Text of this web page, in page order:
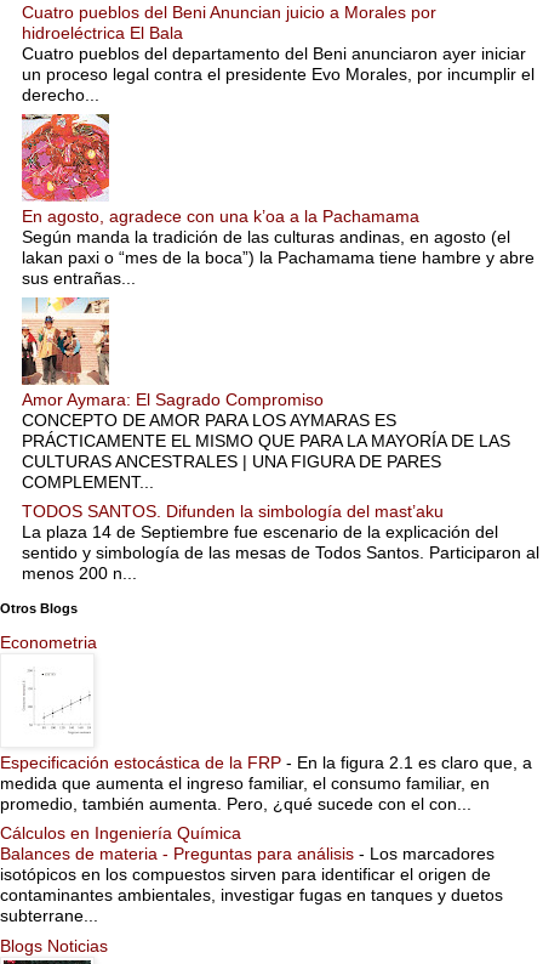
Cuatro pueblos del Beni Anuncian juicio a Morales por
hidroeléctrica El Bala
Cuatro pueblos del departamento del Beni anunciaron ayer iniciar
un proceso legal contra el presidente Evo Morales, por incumplir el
derecho...
En agosto, agradece con una k’oa a la Pachamama
Según manda la tradición de las culturas andinas, en agosto (el
lakan paxi o “mes de la boca”) la Pachamama tiene hambre y abre
sus entrañas...
Amor Aymara: El Sagrado Compromiso
CONCEPTO DE AMOR PARA LOS AYMARAS ES
PRÁCTICAMENTE EL MISMO QUE PARA LA MAYORÍA DE LAS
CULTURAS ANCESTRALES | UNA FIGURA DE PARES
COMPLEMENT...
TODOS SANTOS. Difunden la simbología del mast’aku
La plaza 14 de Septiembre fue escenario de la explicación del
sentido y simbología de las mesas de Todos Santos. Participaron al
menos 200 n...
Otros Blogs
Econometria
Especificación estocástica de la FRP - En la figura 2.1 es claro que, a
medida que aumenta el ingreso familiar, el consumo familiar, en
promedio, también aumenta. Pero, ¿qué sucede con el con...
Cálculos en Ingeniería Química
Balances de materia - Preguntas para análisis - Los marcadores
isotópicos en los compuestos sirven para identificar el origen de
contaminantes ambientales, investigar fugas en tanques y duetos
subterrane...
Blogs Noticias